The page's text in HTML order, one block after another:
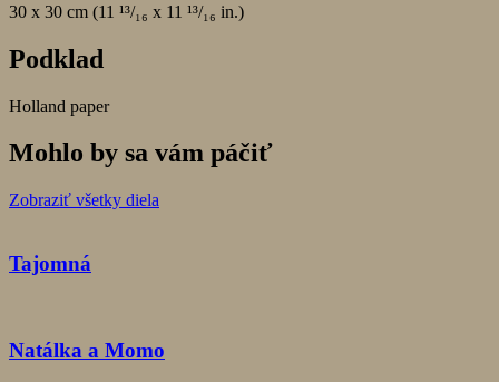
30 x 30 cm (11 ¹³/₁₆ x 11 ¹³/₁₆ in.)
Podklad
Holland paper
Mohlo by sa vám páčiť
Zobraziť všetky diela
Tajomná
Natálka a Momo